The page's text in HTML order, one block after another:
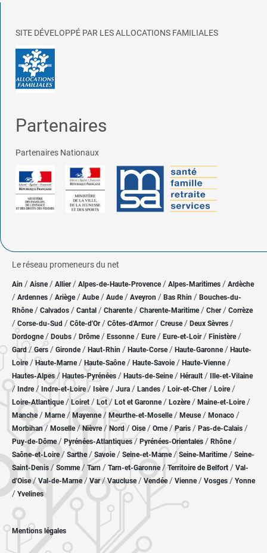
SITE DÉVELOPPÉ PAR LES ALLOCATIONS FAMILIALES
Partenaires
Partenaires Nationaux
Le réseau promeneurs du net
Ain / Aisne/ Allier/ Alpes-de-Haute-Provence / Alpes-Maritimes / Ardèche
/ Ardennes / Ariège/ Aube/ Aude / Aveyron / Bas Rhin / Bouches-du-
Rhône/ Calvados / Cantal / Charente / Charente-Maritime/ Cher / Corrèze
/ Corse-du-Sud / Côte-d'Or / Côtes-d'Armor/ Creuse/ Deux Sèvres /
Dordogne/ Doubs / Drôme/ Essonne / Eure/ Eure-et-Loir / Finistère/
Gard/Gers / Gironde/ Haut-Rhin / Haute-Corse/ Haute-Garonne/ Haute-
Loire/Haute-Marne/ Haute-Saône/ Haute-Savoie/ Haute-Vienne/
Hautes-Alpes/ Hautes-Pyrénées / Hauts-de-Seine/ Hérault / Ille-et-Vilaine
/ Indre/ Indre-et-Loire/ Isère/ Jura / Landes / Loir-et-Cher/ Loire/
Loire-Atlantique/ Loiret / Lot/ Lot et Garonne/ Lozère / Maine-et-Loire/
Manche/ Marne/ Mayenne/ Meurthe-et-Moselle/ Meuse/ Monaco /
Morbihan/ Moselle/ Nièvre / Nord/ Oise / Orne/Paris / Pas-de-Calais /
Puy-de-Dôme/ Pyrénées-Atlantiques / Pyrénées-Orientales / Rhône/
Saône-et-Loire/ Sarthe/ Savoie/ Seine-et-Marne/ Seine-Maritime/ Seine-
Saint-Denis /Somme/ Tarn / Tarn-et-Garonne/Territoire de Belfort / Val-
d'Oise/ Val-de-Marne/Var/Vaucluse/ Vendée/ Vienne/ Vosges / Yonne
/ Yvelines
Mentions légales